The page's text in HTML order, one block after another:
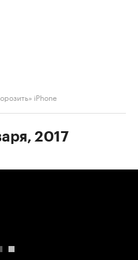
iPhone
2017